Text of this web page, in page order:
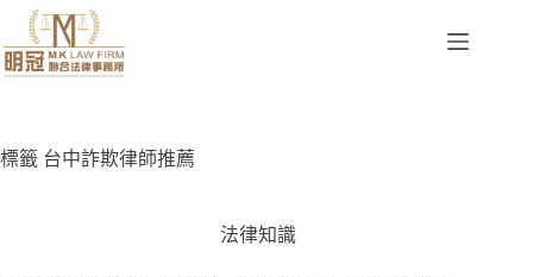
標籤 台中詐欺律師推薦
法律知識